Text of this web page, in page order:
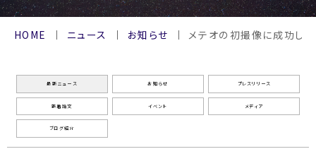
HOME ニュース お知らせ メテオの初撮像に成功しま
最新ニュース お知らせ プレスリリース
新着論文 イベント メディア
ブログ紹介